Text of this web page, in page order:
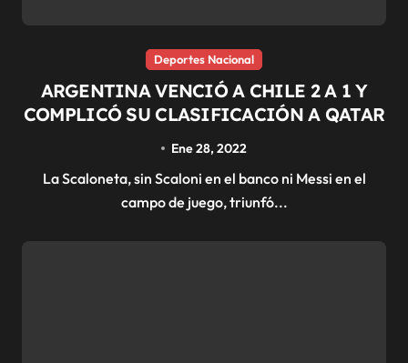
Deportes Nacional
ARGENTINA VENCIÓ A CHILE 2 A 1 Y
COMPLICÓ SU CLASIFICACIÓN A QATAR
Ene 28, 2022
La Scaloneta, sin Scaloni en el banco ni Messi en el
campo de juego, triunfó...